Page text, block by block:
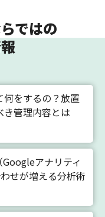
ではの
何をするの？放置
き管理内容とは
アナリティ
せが増える分析術